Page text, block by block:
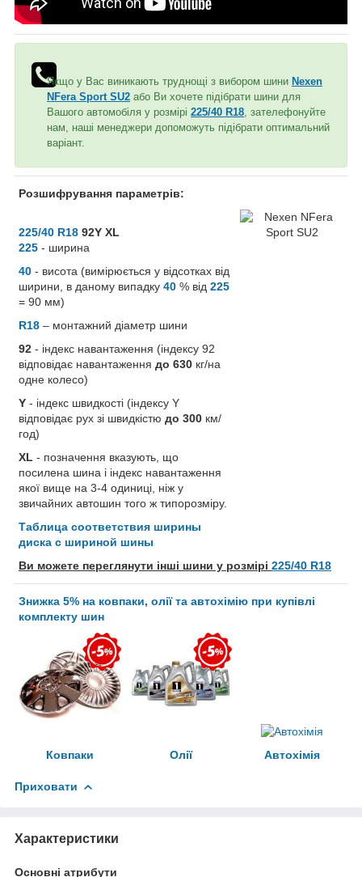
Якщо у Вас виникають труднощі з вибором шини Nexen
NFera Sport SU2 або Ви хочете підібрати шини для
Вашого автомобіля у розмірі 225/40 R18 , зателефонуйте
нам, наші менеджери допоможуть підібрати оптимальний
варіант.
Розшифрування параметрів:
225/40 R18 92Y XL
225 - ширина
40 - висота (вимірюється у відсотках від
ширини, в даному випадку 40 % від 225
= 90 мм)
R18 – монтажний діаметр шини
92 - індекс навантаження (індексу 92
відповідає навантаження до 630 кг/на
одне колесо)
Y - індекс швидкості (індексу Y
відповідає рух зі швидкістю до 300 км/
год)
XL - позначення вказують, що
посилена шина і індекс навантаження
якої вище на 3-4 одиниці, ніж у
звичайних автошин того ж типорозміру.
Таблица соответствия ширины
диска с шириной шины
Ви можете переглянути інші шини у розмірі 225/40 R18
Знижка 5% на ковпаки, олії та автохімію при купівлі
комплекту шин
Ковпаки Олії Автохімія
Приховати
Характеристики
Основні атрибути